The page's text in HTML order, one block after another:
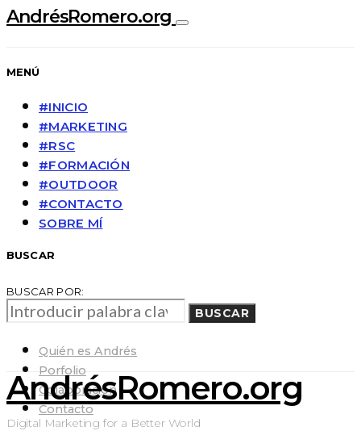
AndrésRomero.org
MENÚ
#INICIO
#MARKETING
#RSC
#FORMACIÓN
#OUTDOOR
#CONTACTO
SOBRE MÍ
BUSCAR
BUSCAR POR:
BUSCAR
Quién es Andrés
Porfolio
Colaboración
Contacto
AndrésRomero.org
Digital Marketing for a Better World